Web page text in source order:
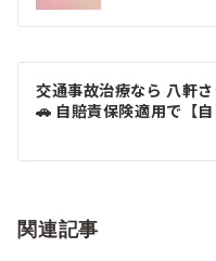
ナ
ビ
ゲ
ー
シ
ン
交通事故治療なら 八軒
🚗 自賠責保険適用で【自
関連記事